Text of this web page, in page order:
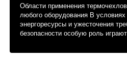
Области применения
любого оборудования В
энергоресурсы и ужесточения
безопасности особую роль